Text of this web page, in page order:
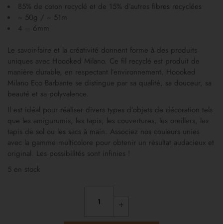
85% de coton recyclé et de 15% d’autres fibres recyclées
~ 50g / ~ 51m
4 – 6mm
Le savoir-faire et la créativité donnent forme à des produits
uniques avec Hoooked Milano. Ce fil recyclé est produit de
manière durable, en respectant l’environnement. Hoooked
Milano Eco Barbante se distingue par sa qualité, sa douceur, sa
beauté et sa polyvalence.
Il est idéal pour réaliser divers types d’objets de décoration tels
que les amigurumis, les tapis, les couvertures, les oreillers, les
tapis de sol ou les sacs à main. Associez nos couleurs unies
avec la gamme multicolore pour obtenir un résultat audacieux et
original. Les possibilités sont infinies !
5 en stock